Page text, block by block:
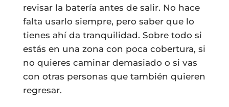
revisar la batería antes de salir. No hace
falta usarlo siempre, pero saber que lo
tienes ahí da tranquilidad. Sobre todo si
estás en una zona con poca cobertura, si
no quieres caminar demasiado o si vas
con otras personas que también quieren
regresar.